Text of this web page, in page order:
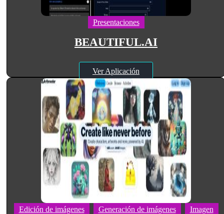
Presentaciones
BEAUTIFUL.AI
Ver Aplicación
Edición de imágenes Generación de imágenes Imagen